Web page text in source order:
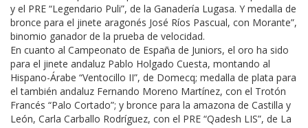
y el PRE “Legendario Puli”, de la Ganadería Lugasa. Y medalla de
bronce para el jinete aragonés José Ríos Pascual, con Morante”,
binomio ganador de la prueba de velocidad.
En cuanto al Campeonato de España de Juniors, el oro ha sido
para el jinete andaluz Pablo Holgado Cuesta, montando al
Hispano-Árabe “Ventocillo II”, de Domecq; medalla de plata para
el también andaluz Fernando Moreno Martínez, con el Trotón
Francés “Palo Cortado”; y bronce para la amazona de Castilla y
León, Carla Carballo Rodríguez, con el PRE “Qadesh LIS”, de La